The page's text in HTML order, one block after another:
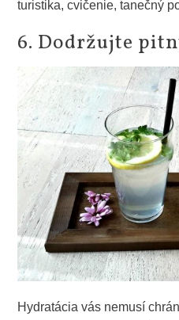
turistika, cvičenie, tanečný
6. Dodržujte
Hydratácia vás nemusí